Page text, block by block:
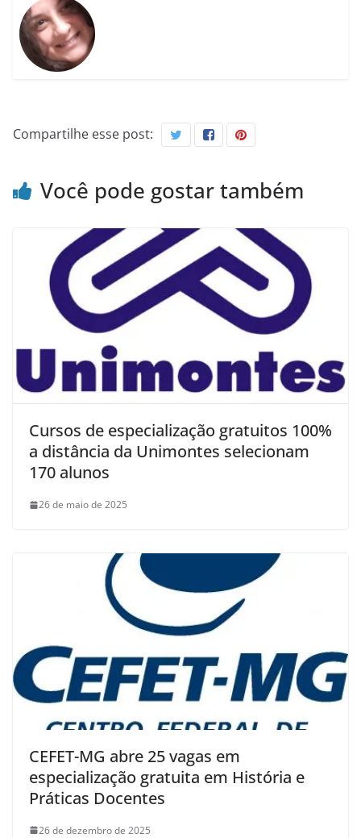
Compartilhe esse post:
Você pode gostar também
Cursos de especialização gratuitos 100%
a distância da Unimontes selecionam
170 alunos
26 de maio de 2025
CEFET-MG abre 25 vagas em
especialização gratuita em História e
Práticas Docentes
26 de dezembro de 2025